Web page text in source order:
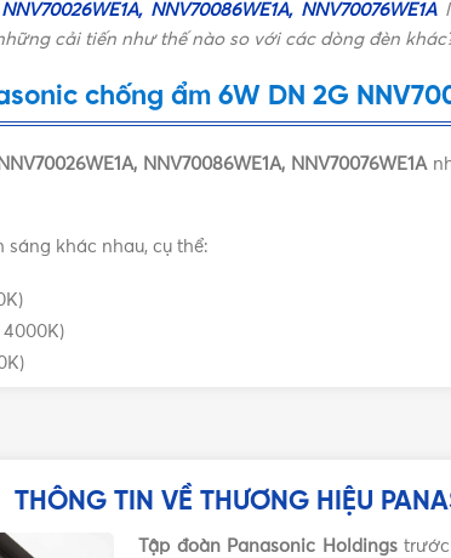
,Đèn âm trần Panasonic,
NNV70086WE1A, NNV70076WE1A
cải tiến như thế nào so với các dòng đèn
chống ẩm 6W DN 2G
NNV70086WE1A, NNV70076WE1A
sáng khác nhau, cụ thể:
4000K)
THÔNG TIN VỀ THƯƠNG HIỆU
Tập đoàn Panasonic Holdingstrước